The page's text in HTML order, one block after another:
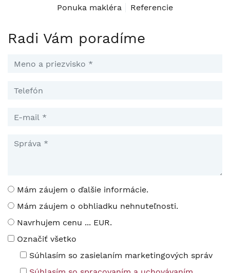
Ponuka makléra
Referencie
Radi Vám poradíme
Mám záujem o ďalšie informácie.
Mám záujem o obhliadku nehnuteľnosti.
Navrhujem cenu ... EUR.
Označiť všetko
Súhlasím so zasielaním marketingových správ